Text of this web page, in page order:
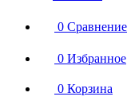
0 Сравнение
0 Избранное
0 Корзина